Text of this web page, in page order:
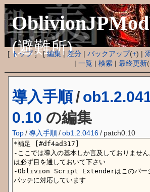
(避難所)
[ トップ] [編集| 差分 |バックアップ(+) |
|一覧 |検索 |最終更新(
導入手順 /
0.10 の編集
Top /導入手順/ob1.2.0416/ patch0.10